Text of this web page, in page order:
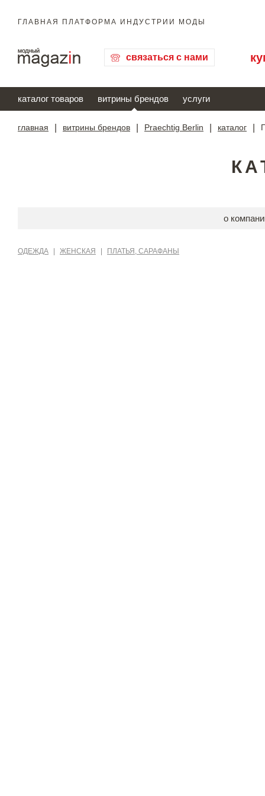
ГЛАВНАЯ ПЛАТФОРМА ИНДУСТРИИ МОДЫ
связаться с нами
каталог товаров витрины брендов услуги
главная витрины брендов Praechtig Berlin каталог
о
ОДЕЖДА ЖЕНСКАЯ ПЛАТЬЯ, САРАФАНЫ